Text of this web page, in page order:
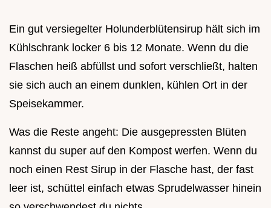
Ein gut versiegelter Holunderblütensirup hält sich im
Kühlschrank locker 6 bis 12 Monate. Wenn du die
Flaschen heiß abfüllst und sofort verschließt, halten
sie sich auch an einem dunklen, kühlen Ort in der
Speisekammer.
Was die Reste angeht: Die ausgepressten Blüten
kannst du super auf den Kompost werfen. Wenn du
noch einen Rest Sirup in der Flasche hast, der fast
leer ist, schüttel einfach etwas Sprudelwasser hinein